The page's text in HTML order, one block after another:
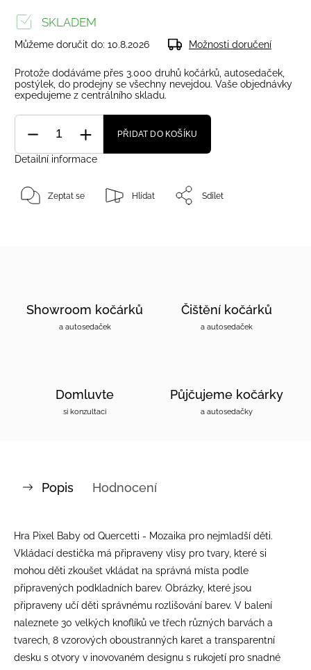
SKLADEM
Můžeme doručit do: 10.8.2026 Možnosti doručení
Protože dodáváme přes 3.000 druhů kočárků, autosedaček,
postýlek, do prodejny se všechny nevejdou. Vaše objednávky
expedujeme z centrálního skladu.
PŘIDAT DO KOŠÍKU
Detailní informace
Zeptat se Hlídat Sdílet
Showroom kočárků
a autosedaček
Čištění kočárků
a autosedaček
Domluvte
si konzultaci
Půjčujeme kočárky
a autosedačky
Popis Hodnocení
Hra Pixel Baby od Quercetti - Mozaika pro nejmladší děti.
Vkládací destička má připraveny vlisy pro tvary, které si
mohou děti zkoušet vkládat na správná místa podle
připravených podkladních barev. Obrázky, které jsou
připraveny učí děti správnému rozlišování barev. V balení
naleznete 30 velkých knoflíků ve třech různých barvách a
tvarech, 8 vzorových oboustranných karet a transparentní
desku s otvory v inovovaném designu s rukojetí pro snadné